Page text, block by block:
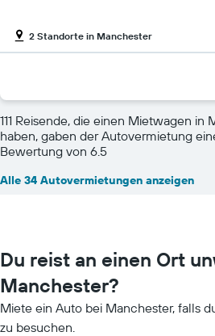
2 Standorte in Manchester
111 Reisende, die einen Mietwagen
haben, gaben der Autovermietung
Bewertung von 6.5
Alle 34 Autovermietungen anzeigen
Du reist an einen Ort
Manchester?
Miete ein Auto bei Manchester, falls
zu besuchen.